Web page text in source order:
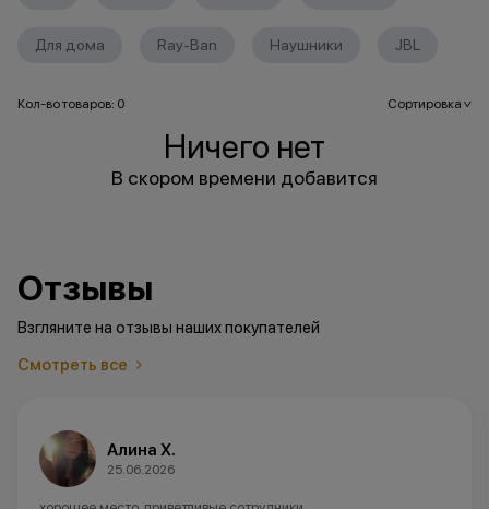
Для дома Ray-Ban Наушники JBL
Кол-во товаров: 0 Сортировка>
Ничего нет
В скором времени добавится
Отзывы
Взгляните на отзывы наших покупателей
Смотреть все
Алина Х.
25.06.2026